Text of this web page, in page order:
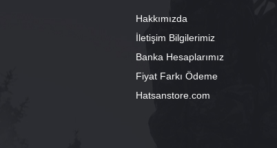
Hakkımızda
İletişim Bilgilerimiz
Banka Hesaplarımız
Fiyat Farkı Ödeme
Hatsanstore.com